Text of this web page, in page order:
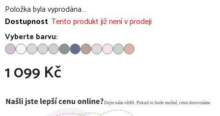
Položka byla vyprodána…
Dostupnost Tento produkt již není v prodeji
Vyberte barvu:
1 099 Kč